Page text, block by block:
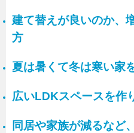
建て替えが良いのか、
方
夏は暑くて冬は寒い家
広いLDKスペースを作
同居や家族が減るなど